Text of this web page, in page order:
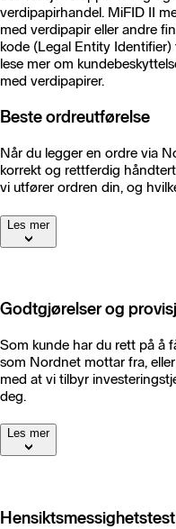
verdipapirhandel. MiFID II
med verdipapir eller andre
kode (Legal Entity
lese mer om
med verdipapirer.
Beste ordreutførelse
Når du legger en ordre via
korrekt og rettferdig
vi utfører ordren din, og
Les mer
Godtgjørelser og
Som kunde har du rett på å
som Nordnet mottar fra,
med at vi tilbyr
deg.
Les mer
Hensiktsmessighetstest